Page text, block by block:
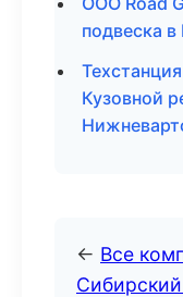
подвеска
Кузовной
← Все